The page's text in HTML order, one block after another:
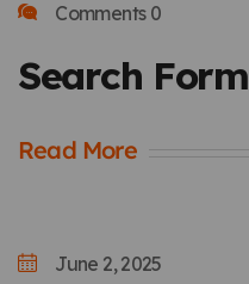
Comments 0
Search Form
Read More
June 2, 2025